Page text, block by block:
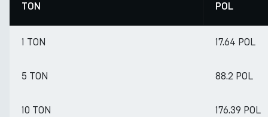
TON POL
1 TON 17.64 POL
5 TON 88.2 POL
10 TON 176.39 POL